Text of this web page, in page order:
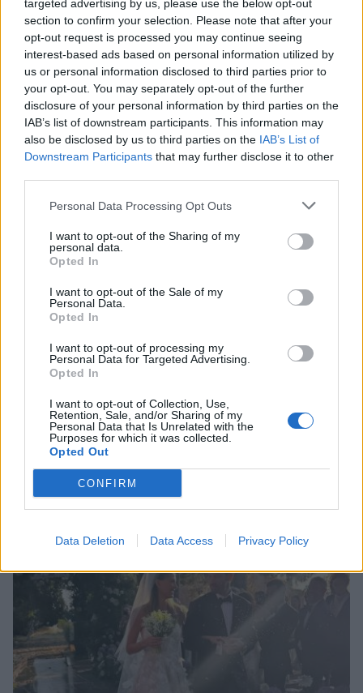
targeted advertising by us, please use the below opt-out
section to confirm your selection. Please note that after your
opt-out request is processed you may continue seeing
interest-based ads based on personal information utilized by
us or personal information disclosed to third parties prior to
your opt-out. You may separately opt-out of the further
disclosure of your personal information by third parties on the
IAB’s list of downstream participants. This information may
also be disclosed by us to third parties on the IAB’s List of
Downstream Participants that may further disclose it to other
Personal Data Processing Opt Outs
I want to opt-out of the Sharing of my
personal data.
Opted In
I want to opt-out of the Sale of my
Personal Data.
Opted In
I want to opt-out of processing my
Personal Data for Targeted Advertising.
Opted In
I want to opt-out of Collection, Use,
Retention, Sale, and/or Sharing of my
Personal Data that Is Unrelated with the
Purposes for which it was collected.
Opted Out
CONFIRM
Data Deletion Data Access Privacy Policy
Σχετικά Άρθρα